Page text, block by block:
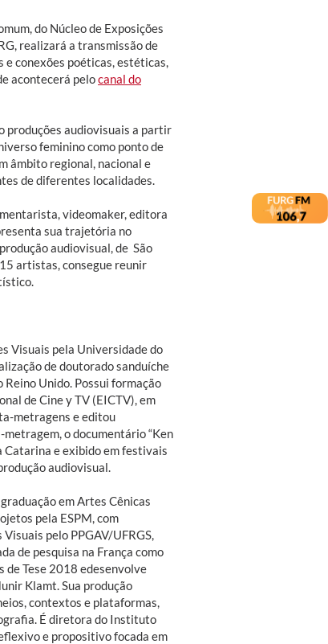
do Núcleo de Exposições
realizará a transmissão de
conexões poéticas, estéticas,
acontecerá pelocanal do
produções audiovisuais a partir
feminino como ponto de
âmbito regional, nacional e
de diferentes localidades.
videomaker, editora
sua trajetória no
audiovisual, de São
artistas, consegue reunir
Visuais pela Universidade do
de doutorado sanduíche
Unido. Possui formação
de Cine y TV (EICTV), em
metragens e editou
o documentário “Ken
Catarina e exibido em festivais
audiovisual.
em Artes Cênicas
pela ESPM, com
pelo PPGAV/UFRGS,
de pesquisa na França como
de Tese 2018 edesenvolve
Klamt. Sua produção
contextos e plataformas,
É diretora do Instituto
e propositivo focada em